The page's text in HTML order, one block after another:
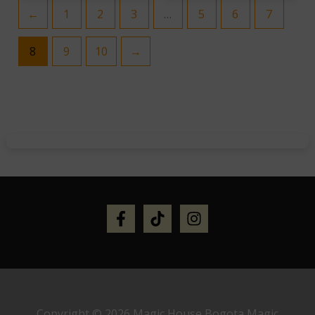
← 1 2 3 … 5 6 7
8 9 10 →